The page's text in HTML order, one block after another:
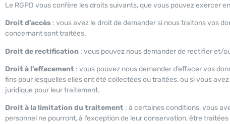
Le RGPD vous confère les droits suivants, que vous pouvez exercer
Droit d’accès : vous avez le droit de demander si nous traitons vos
concernant sont traitées.
Droit de rectification : vous pouvez nous demander de rectifier et/
Droit à l’effacement : vous pouvez nous demander d’effacer vos
fins pour lesquelles elles ont été collectées ou traitées, ou si vous
juridique pour leur traitement.
Droit à la limitation du traitement : à certaines conditions, vous
personnel ne pourront, à l’exception de leur conservation, être